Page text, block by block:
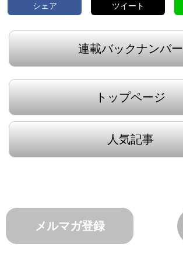
シェア ツイート
連載バックナンバー
トップページ
人気記事
メルマガ登録